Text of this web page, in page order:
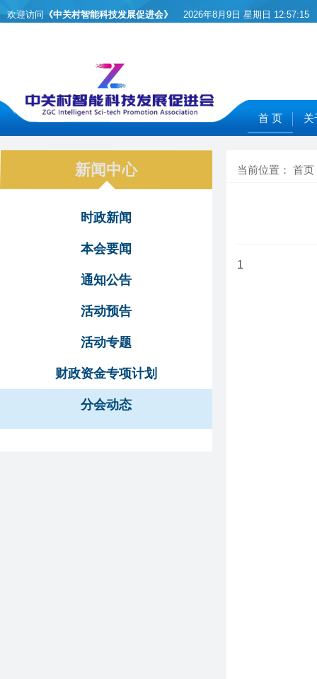
欢迎访问 《中关村智能科技发展促进会》 2026年8月9日 星期日 12:57:15
首 页 关
新闻中心
时政新闻
本会要闻
通知公告
活动预告
活动专题
财政资金专项计划
分会动态
当前位置： 首页
1